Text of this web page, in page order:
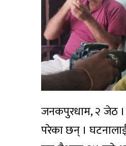
जनकपुरधाम, २ जेठ ।
परेका छन् ।